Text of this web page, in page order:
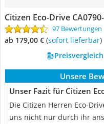
Citizen Eco-Drive
97 Bewertungen
ab 179,00 € ( Sofort lieferbar)
Unsere
Unser Fazit für Citizen
Die Citizen Herren Eco-
uns nicht nur durch ihr